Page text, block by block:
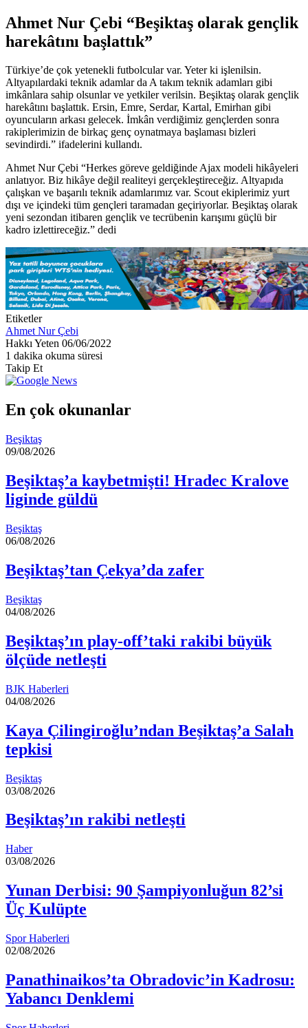
Ahmet Nur Çebi “Beşiktaş olarak gençlik
harekâtını başlattık”
Türkiye’de çok yetenekli futbolcular var. Yeter ki işlenilsin.
Altyapılardaki teknik adamlar da A takım teknik adamları gibi
imkânlara sahip olsunlar ve yetkiler verilsin. Beşiktaş olarak gençlik
harekâtını başlattık. Ersin, Emre, Serdar, Kartal, Emirhan gibi
oyuncuların arkası gelecek. İmkân verdiğimiz gençlerden sonra
rakiplerimizin de birkaç genç oynatmaya başlaması bizleri
sevindirdi.” ifadelerini kullandı.
Ahmet Nur Çebi “Herkes göreve geldiğinde Ajax modeli hikâyeleri
anlatıyor. Biz hikâye değil realiteyi gerçekleştireceğiz. Altyapıda
çalışkan ve başarılı teknik adamlarımız var. Scout ekiplerimiz yurt
dışı ve içindeki tüm gençleri taramadan geçiriyorlar. Beşiktaş olarak
yeni sezondan itibaren gençlik ve tecrübenin karışımı güçlü bir
kadro izlettireceğiz.” dedi
Etiketler
Ahmet Nur Çebi
Hakkı Yeten Bir
e-
göndermek
06/06/2022
1 dakika okuma süresi
Takip Et
En çok okunanlar
Beşiktaş
09/08/2026
Beşiktaş’a kaybetmişti! Hradec Kralove
liginde güldü
Beşiktaş
06/08/2026
Beşiktaş’tan Çekya’da zafer
Beşiktaş
04/08/2026
Beşiktaş’ın play-off’taki rakibi büyük
ölçüde netleşti
BJK Haberleri
04/08/2026
Kaya Çilingiroğlu’ndan Beşiktaş’a Salah
tepkisi
Beşiktaş
03/08/2026
Beşiktaş’ın rakibi netleşti
Haber
03/08/2026
Yunan Derbisi: 90 Şampiyonluğun 82’si
Üç Kulüpte
Spor Haberleri
02/08/2026
Panathinaikos’ta Obradovic’in Kadrosu:
Yabancı Denklemi